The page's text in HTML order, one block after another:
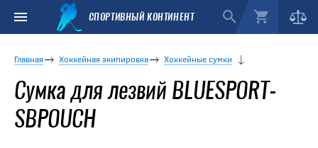
СПОРТИВНЫЙ КОНТИНЕНТ
Главная Хоккейная экипировка Хоккейные сумки
Сумка для лезвий BLUESPORT-
SBPOUCH